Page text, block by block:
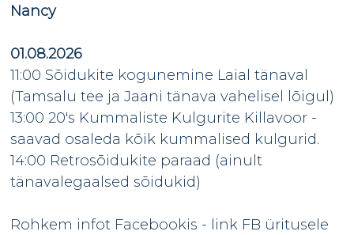
Nancy
01.08.2026
11:00 Sõidukite kogunemine Laial tänaval
(Tamsalu tee ja Jaani tänava vahelisel lõigul)
13:00 20's Kummaliste Kulgurite Killavoor -
saavad osaleda kõik kummalised kulgurid.
14:00 Retrosõidukite paraad (ainult
tänavalegaalsed sõidukid)
Rohkem infot Facebookis - link FB üritusele